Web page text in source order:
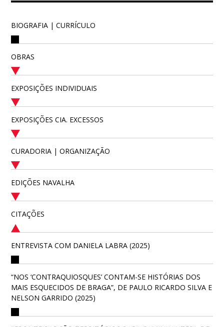
BIOGRAFIA | CURRÍCULO
OBRAS
EXPOSIÇÕES INDIVIDUAIS
EXPOSIÇÕES CIA. EXCESSOS
CURADORIA | ORGANIZAÇÃO
EDIÇÕES NAVALHA
CITAÇÕES
ENTREVISTA COM DANIELA LABRA (2025)
“NOS ‘CONTRAQUIOSQUES’ CONTAM-SE HISTÓRIAS DOS
MAIS ESQUECIDOS DE BRAGA”, DE PAULO RICARDO SILVA E
NELSON GARRIDO (2025)